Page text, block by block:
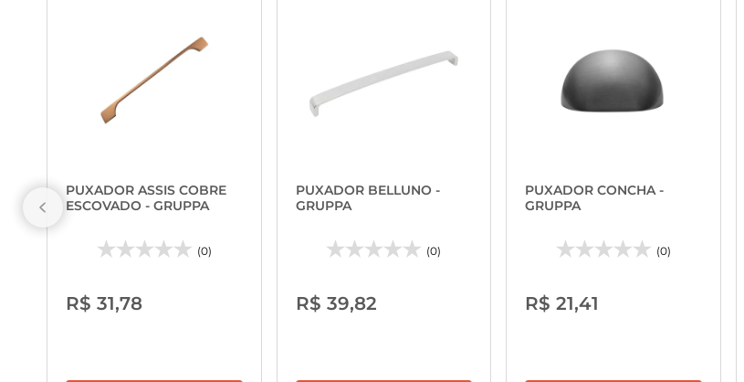
PUXADOR ASSIS COBRE
ESCOVADO - GRUPPA
(0)
R$ 31,78
PUXADOR BELLUNO -
GRUPPA
(0)
R$ 39,82
PUXADOR CONCHA -
GRUPPA
(0)
R$ 21,41